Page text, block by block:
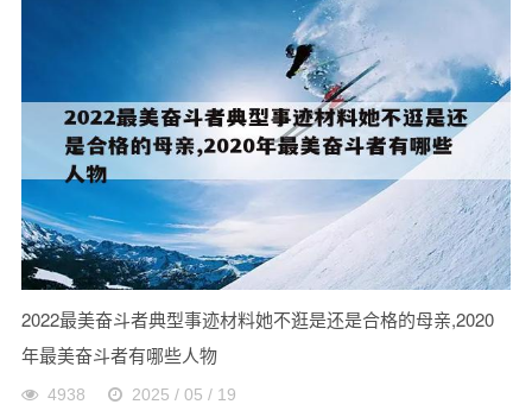
2022最美奋斗者典型事迹材料她不逛是还是合格的母亲,2020
年最美奋斗者有哪些人物
4938 2025 / 05 / 19